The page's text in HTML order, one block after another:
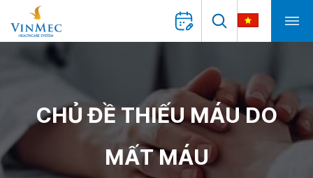
CHỦ ĐỀ THIẾU MÁU DO
MẤT MÁU